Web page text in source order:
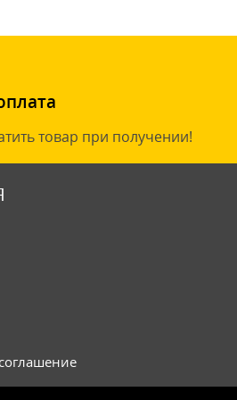
товар при получении!